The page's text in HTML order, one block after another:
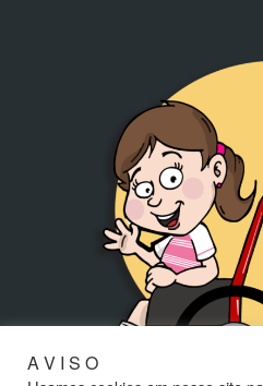
A V I S O